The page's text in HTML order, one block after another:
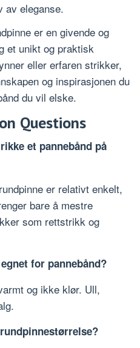
av eleganse.
er en givende og
et unikt og praktisk
eller erfaren strikker,
og inspirasjonen du
du vil elske.
Questions
et pannebånd på
er relativt enkelt,
bare å mestre
som rettstrikk og
for pannebånd?
og ikke klør. Ull,